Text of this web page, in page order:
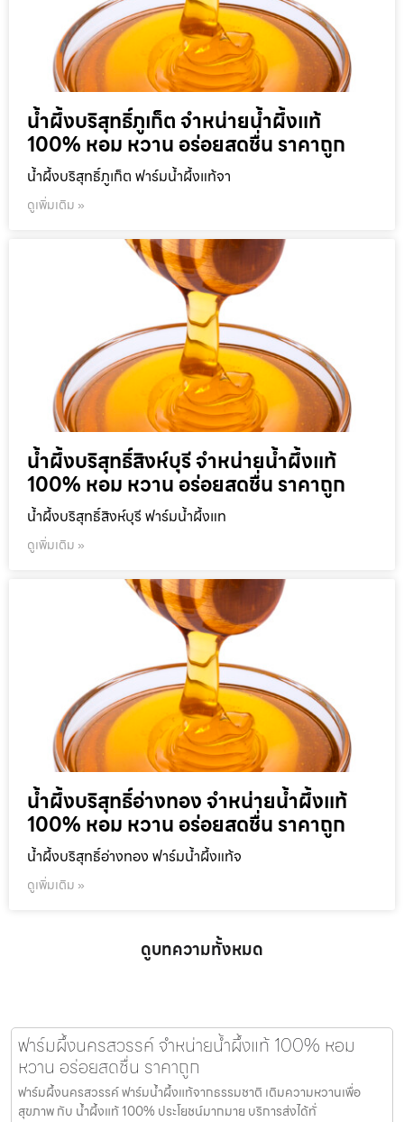
น้ำผึ้งบริสุทธิ์ภูเก็ต จำหน่ายน้ำผึ้งแท้
100% หอม หวาน อร่อยสดชื่น ราคาถูก
น้ำผึ้งบริสุทธิ์ภูเก็ต ฟาร์มน้ำผึ้งแท้จา
ดูเพิ่มเติม »
น้ำผึ้งบริสุทธิ์สิงห์บุรี จำหน่ายน้ำผึ้งแท้
100% หอม หวาน อร่อยสดชื่น ราคาถูก
น้ำผึ้งบริสุทธิ์สิงห์บุรี ฟาร์มน้ำผึ้งแท
ดูเพิ่มเติม »
น้ำผึ้งบริสุทธิ์อ่างทอง จำหน่ายน้ำผึ้งแท้
100% หอม หวาน อร่อยสดชื่น ราคาถูก
น้ำผึ้งบริสุทธิ์อ่างทอง ฟาร์มน้ำผึ้งแท้จ
ดูเพิ่มเติม »
ดูบทความทั้งหมด
ฟาร์มผึ้งนครสวรรค์ จำหน่ายน้ำผึ้งแท้ 100% หอม
หวาน อร่อยสดชื่น ราคาถูก
ฟาร์มผึ้งนครสวรรค์ ฟาร์มน้ำผึ้งแท้จากธรรมชาติ เติมความหวานเพื่อ
สุขภาพ กับ น้ำผึ้งแท้ 100% ประโยชน์มากมาย บริการส่งได้ทั่